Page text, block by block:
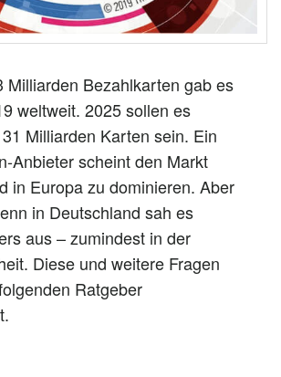
Milliarden Bezahlkarten gab es
weltweit. 2025 sollen es
Milliarden Karten sein. Ein
Anbieter scheint den Markt
in Europa zu dominieren. Aber
in Deutschland sah es
aus – zumindest in der
Diese und weitere Fragen
Ratgeber